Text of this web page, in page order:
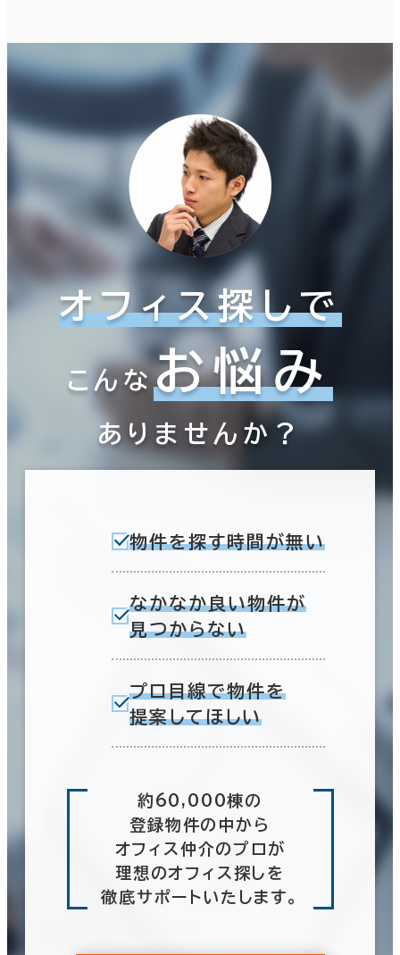
オフィス探しで
こんなお悩み
ありませんか？
物件を探す時間が無い
なかなか良い物件が
見つからない
プロ目線で物件を
提案してほしい
約60,000棟の
登録物件の中から
オフィス仲介のプロが
理想のオフィス探しを
徹底サポートいたします。